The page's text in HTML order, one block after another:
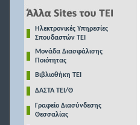
Ηλεκτρονικές Υπηρεσίες
Σπουδαστών ΤΕΙ
Μονάδα Διασφάλισης
Ποιότητας
Βιβλιοθήκη ΤΕΙ
ΔΑΣΤΑ ΤΕΙ/Θ
Γραφείο Διασύνδεσης
Θεσσαλίας